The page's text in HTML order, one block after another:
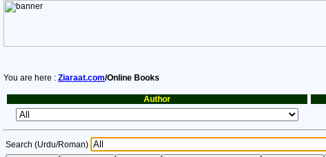
You are here : Ziaraat.com/Online Books
Author
Search (Urdu/Roman)